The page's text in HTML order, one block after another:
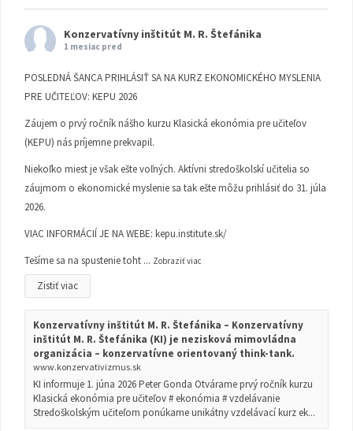
Konzervatívny inštitút M. R. Štefánika
1 mesiac pred
POSLEDNÁ ŠANCA PRIHLÁSIŤ SA NA KURZ EKONOMICKÉHO MYSLENIA
PRE UČITEĽOV: KEPU 2026
Záujem o prvý ročník nášho kurzu Klasická ekonómia pre učiteľov
(KEPU) nás príjemne prekvapil.
Niekoľko miest je však ešte voľných. Aktívni stredoškolskí učitelia so
záujmom o ekonomické myslenie sa tak ešte môžu prihlásiť do 31. júla
2026.
VIAC INFORMÁCIÍ JE NA WEBE: kepu.institute.sk/
Tešíme sa na spustenie toht ... Zobraziť viac
Zistiť viac
Konzervatívny inštitút M. R. Štefánika – Konzervatívny
inštitút M. R. Štefánika (KI) je nezisková mimovládna
organizácia – konzervatívne orientovaný think-tank.
www.konzervativizmus.sk
KI informuje 1. júna 2026 Peter Gonda Otvárame prvý ročník kurzu
Klasická ekonómia pre učiteľov # ekonómia # vzdelávanie
Stredoškolským učiteľom ponúkame unikátny vzdelávací kurz ek...